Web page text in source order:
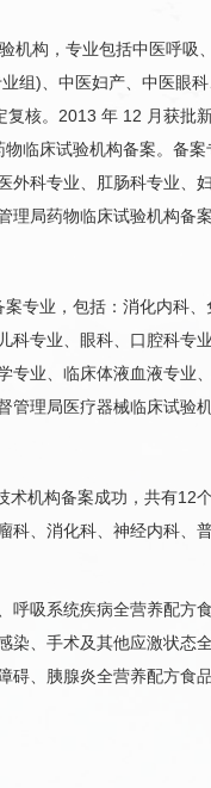
构，专业包括中医呼吸
组)、中医妇产、中医眼科
核。2013 年 12 月获批
临床试验机构备案。备
外科专业、 肛肠科专业、
局药物临床试验机构备
业，包括：消化内科、
儿科专业、 眼科 口腔科专业
专业、临床体液血液专业
理局医疗器械临床试验
构备案成功，共有12
科 、消化科、神经内科、
呼吸系统疾病全营养配方
、手术及其他应激状态
、胰腺炎全营养配方食